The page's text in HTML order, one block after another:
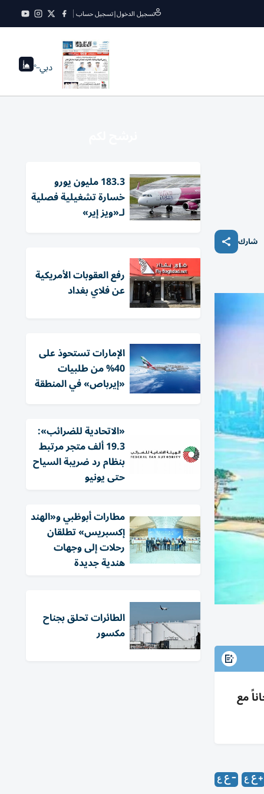
تسجيل الدخول|تسجيل حساب
دبي--°
شارك
مع
183.3 مليون يورو
خسارة تشغيلية فصلية
لـ«ويز إير»
رفع العقوبات الأمريكية
عن فلاي بغداد
الإمارات تستحوذ على
40% من طلبيات
«إيرباص» في المنطقة
«الاتحادية للضرائب»:
19.3 ألف متجر مرتبط
بنظام رد ضريبة السياح
حتى يونيو
مطارات أبوظبي و«الهند
إكسبريس» تطلقان
رحلات إلى وجهات
هندية جديدة
الطائرات تحلق بجناح
مكسور